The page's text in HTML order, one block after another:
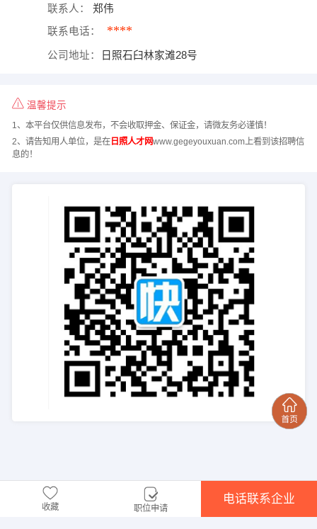
联系人： 郑伟
联系电话： ****
公司地址： 日照石臼林家滩28号
温馨提示
1、本平台仅供信息发布，不会收取押金、保证金，请微友务必谨慎！
2、请告知用人单位，是在日照人才网www.gegeyouxuan.com上看到该招聘信
息的！
收藏 职位申请
电话联系企业